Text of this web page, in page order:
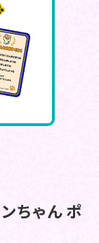
ちゃん ポ